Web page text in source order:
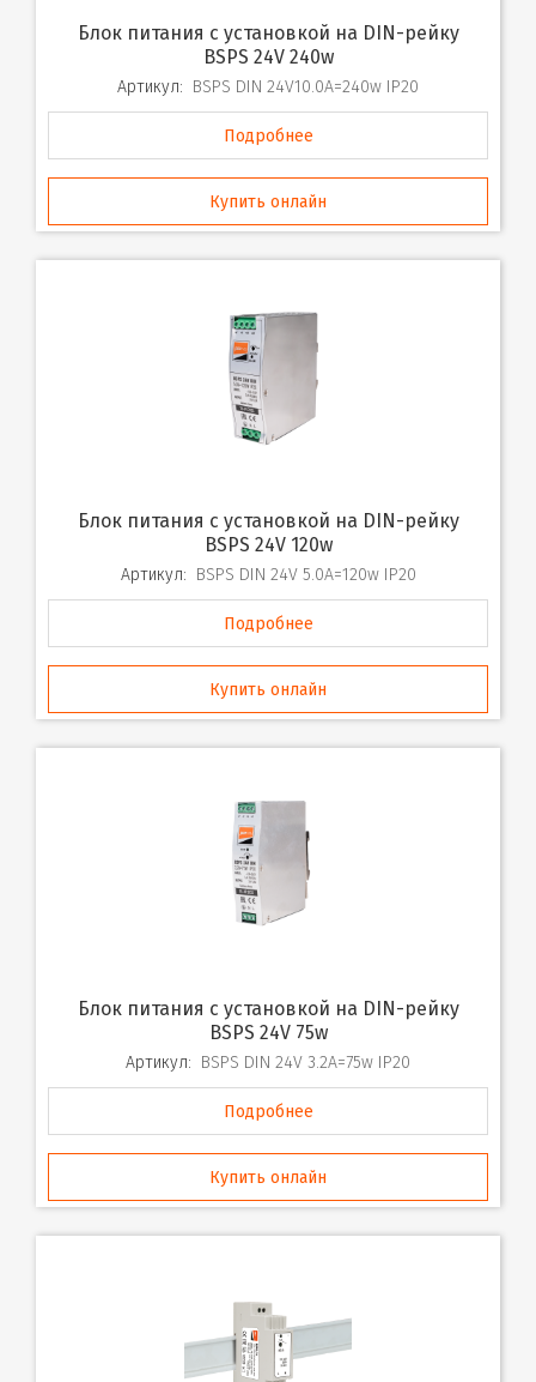
Блок питания с установкой на DIN-рейку
BSPS 24V 240w
Артикул: BSPS DIN 24V10.0A=240w IP20
Подробнее
Купить онлайн
Блок питания с установкой на DIN-рейку
BSPS 24V 120w
Артикул: BSPS DIN 24V 5.0A=120w IP20
Подробнее
Купить онлайн
Блок питания с установкой на DIN-рейку
BSPS 24V 75w
Артикул: BSPS DIN 24V 3.2A=75w IP20
Подробнее
Купить онлайн